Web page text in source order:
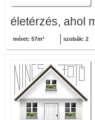
életérzés, ahol
méret: 57m² szobák: 2